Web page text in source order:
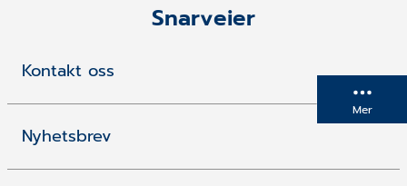
Mer
Snarveier
Kontakt oss
Nyhetsbrev